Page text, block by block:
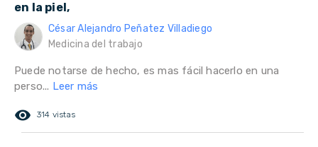
en la piel,
César Alejandro Peñatez Villadiego
Medicina del trabajo
Puede notarse de hecho, es mas fácil hacerlo en una
perso... Leer más
remove_red_eye 314 vistas